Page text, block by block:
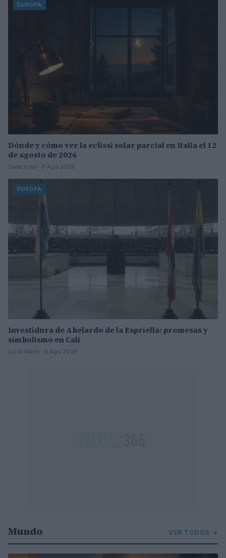
EUROPA
Dónde y cómo ver la eclissi solar parcial en Italia el 12
de agosto de 2026
Carla Vidal · 9 Ago 2026
EUROPA
Investidura de Abelardo de la Espriella: promesas y
simbolismo en Cali
Lucía Marín · 9 Ago 2026
Mundo VER TODOS →